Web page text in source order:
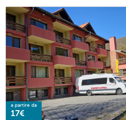
a partire da
17€